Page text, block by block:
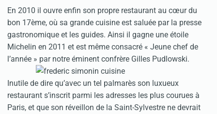
En 2010 il ouvre enfin son propre restaurant au cœur du
bon 17ème, où sa grande cuisine est saluée par la presse
gastronomique et les guides. Ainsi il gagne une étoile
Michelin en 2011 et est même consacré « Jeune chef de
l’année » par notre éminent confrère Gilles Pudlowski.
Inutile de dire qu’avec un tel palmarès son luxueux
restaurant s’inscrit parmi les adresses les plus courues à
Paris, et que son réveillon de la Saint-Sylvestre ne devrait